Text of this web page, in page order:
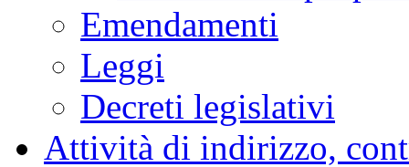
Emendamenti
Leggi
Decreti legislativi
Attività di indirizzo,